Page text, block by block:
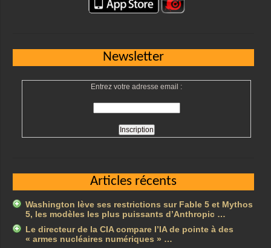
Newsletter
Entrez votre adresse email :
Articles récents
Washington lève ses restrictions sur Fable 5 et Mythos
5, les modèles les plus puissants d’Anthropic …
Le directeur de la CIA compare l’IA de pointe à des
« armes nucléaires numériques » …